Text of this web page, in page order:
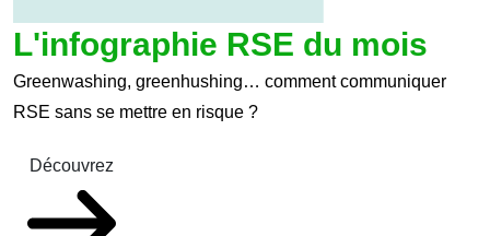
L'infographie RSE du mois
Greenwashing, greenhushing… comment communiquer
RSE sans se mettre en risque ?
Découvrez